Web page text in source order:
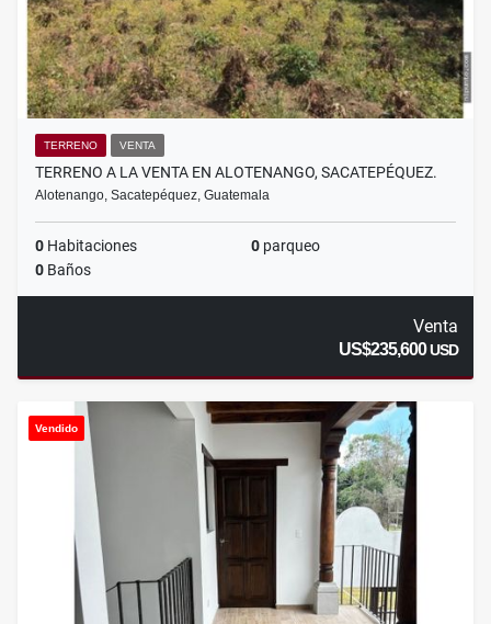
TERRENO VENTA
TERRENO A LA VENTA EN ALOTENANGO, SACATEPÉQUEZ.
Alotenango, Sacatepéquez, Guatemala
0 Habitaciones 0 parqueo
0 Baños
Venta
US$235,600USD
Vendido